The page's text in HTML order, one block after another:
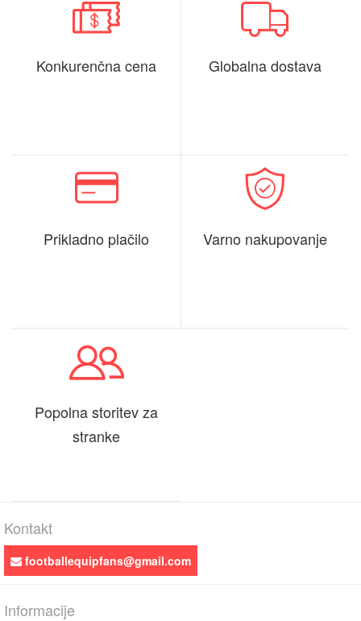
Konkurenčna cena Globalna dostava
Prikladno plačilo Varno nakupovanje
Popolna storitev za
stranke
Kontakt
footballequipfans@gmail.com
Informacije